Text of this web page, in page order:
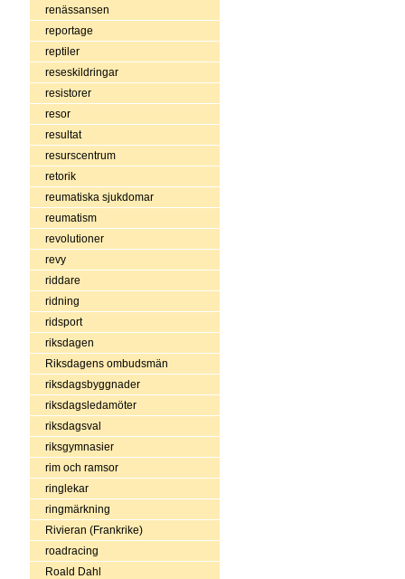
renässansen
reportage
reptiler
reseskildringar
resistorer
resor
resultat
resurscentrum
retorik
reumatiska sjukdomar
reumatism
revolutioner
revy
riddare
ridning
ridsport
riksdagen
Riksdagens ombudsmän
riksdagsbyggnader
riksdagsledamöter
riksdagsval
riksgymnasier
rim och ramsor
ringlekar
ringmärkning
Rivieran (Frankrike)
roadracing
Roald Dahl